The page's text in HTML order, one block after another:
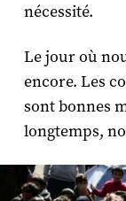
nécessité.
Le jour où
encore. Les
sont bonnes
longtemps,